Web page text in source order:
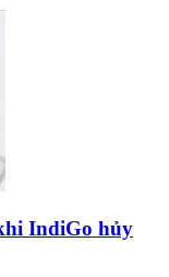
IndiGo hủy